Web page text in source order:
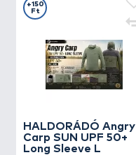
HALDORÁDÓ Angry
Carp SUN UPF 50+
Long Sleeve L
+150
Ft